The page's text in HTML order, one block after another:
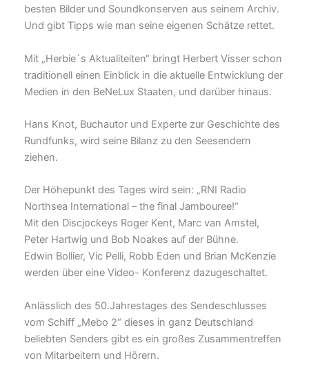
besten Bilder und Soundkonserven aus seinem Archiv.
Und gibt Tipps wie man seine eigenen Schätze rettet.
Mit „Herbie´s Aktualiteiten“ bringt Herbert Visser schon
traditionell einen Einblick in die aktuelle Entwicklung der
Medien in den BeNeLux Staaten, und darüber hinaus.
Hans Knot, Buchautor und Experte zur Geschichte des
Rundfunks, wird seine Bilanz zu den Seesendern
ziehen.
Der Höhepunkt des Tages wird sein: „RNI Radio
Northsea International – the final Jambouree!“
Mit den Discjockeys Roger Kent, Marc van Amstel,
Peter Hartwig und Bob Noakes auf der Bühne.
Edwin Bollier, Vic Pelli, Robb Eden und Brian McKenzie
werden über eine Video- Konferenz dazugeschaltet.
Anlässlich des 50.Jahrestages des Sendeschlusses
vom Schiff „Mebo 2“ dieses in ganz Deutschland
beliebten Senders gibt es ein großes Zusammentreffen
von Mitarbeitern und Hörern.